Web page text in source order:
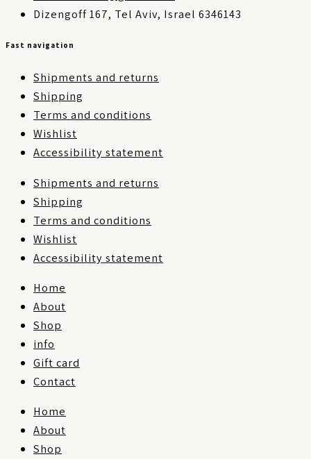
Dizengoff 167, Tel Aviv, Israel 6346143
Fast navigation
Shipments and returns
Shipping
Terms and conditions
Wishlist
Accessibility statement
Shipments and returns
Shipping
Terms and conditions
Wishlist
Accessibility statement
Home
About
Shop
info
Gift card
Contact
Home
About
Shop